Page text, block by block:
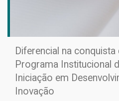
Diferencial na
Programa Institucional
Iniciação em
Inovação